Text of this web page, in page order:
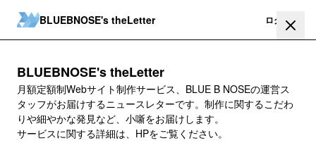
BLUEBNOSE's theLetter ログイン
BLUEBNOSE's theLetter
月額定額制Webサイト制作サービス、BLUE B NOSEの運営ス
タッフがお届けするニュースレターです。制作に関するこだわ
りや細やかな発見など、小噺をお届けします。
サービスに関する詳細は、HPをご覧ください。